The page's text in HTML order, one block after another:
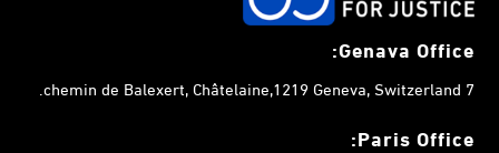
Genava Office:
7 chemin de Balexert, Châtelaine,1219 Geneva, Switzerland.
Paris Office: